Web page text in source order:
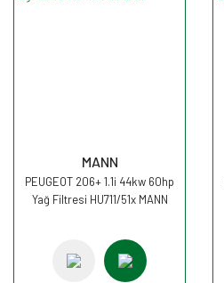
MANN
PEUGEOT 206+ 1.1i 44kw 60hp
Yağ Filtresi HU711/51x MANN